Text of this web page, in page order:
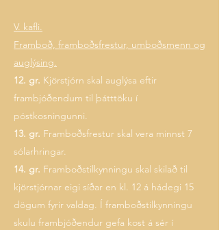
V. kafli.
Framboð, framboðsfrestur, umboðsmenn og
auglýsing.
12. gr. Kjörstjórn skal auglýsa eftir
frambjóðendum til þátttöku í
póstkosningunni.
13. gr. Framboðsfrestur skal vera minnst 7
sólarhringar.
14. gr. Framboðstilkynningu skal skilað til
kjörstjórnar eigi síðar en kl. 12 á hádegi 15
dögum fyrir valdag. Í framboðstilkynningu
skulu frambjóðendur gefa kost á sér í